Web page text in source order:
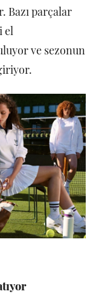
Bazı parçalar
el
ve sezonun